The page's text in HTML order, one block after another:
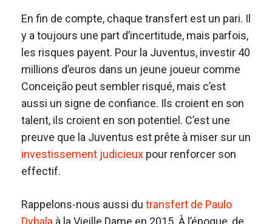
En fin de compte, chaque transfert est un pari. Il
y a toujours une part d’incertitude, mais parfois,
les risques payent. Pour la Juventus, investir 40
millions d’euros dans un jeune joueur comme
Conceição peut sembler risqué, mais c’est
aussi un signe de confiance. Ils croient en son
talent, ils croient en son potentiel. C’est une
preuve que la Juventus est prête à miser sur un
investissement judicieux pour renforcer son
effectif.
Rappelons-nous aussi du transfert de Paulo